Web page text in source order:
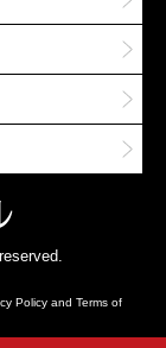
Policyand Terms of